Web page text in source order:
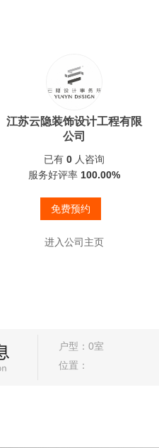
江苏云隐装饰设计工程有限
公司
已有 0 人咨询
服务好评率 100.00%
免费预约
进入公司主页
户型：0室
位置：